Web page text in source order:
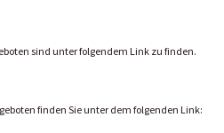
sind unter folgendem Link zu finden.
finden Sie unter dem folgenden Link: